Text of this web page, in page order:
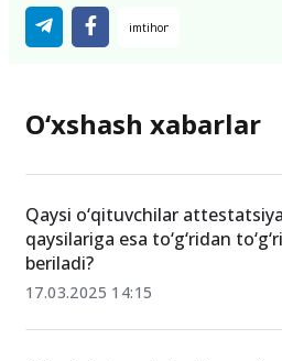
O‘xshash xabarlar
Qaysi o‘qituvchilar
qaysilariga esa to‘g‘ridan
beriladi?
17.03.2025 14:15